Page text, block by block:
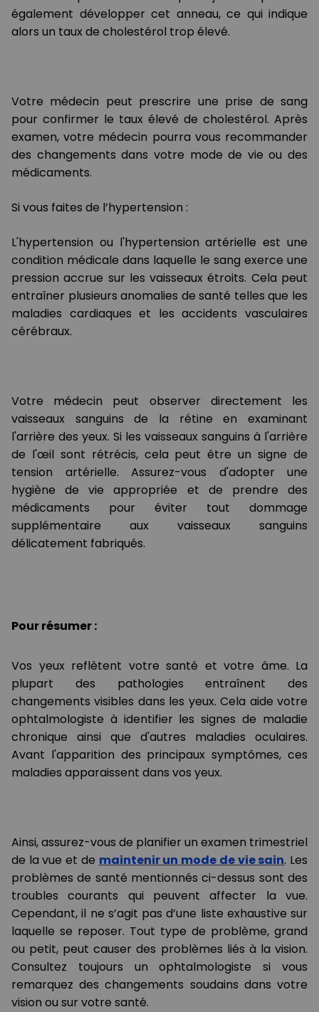
également développer cet anneau, ce qui indique
alors un taux de cholestérol trop élevé.
Votre médecin peut prescrire une prise de sang
pour confirmer le taux élevé de cholestérol. Après
examen, votre médecin pourra vous recommander
des changements dans votre mode de vie ou des
médicaments.
Si vous faites de l’hypertension :
L'hypertension ou l'hypertension artérielle est une
condition médicale dans laquelle le sang exerce une
pression accrue sur les vaisseaux étroits. Cela peut
entraîner plusieurs anomalies de santé telles que les
maladies cardiaques et les accidents vasculaires
cérébraux.
Votre médecin peut observer directement les
vaisseaux sanguins de la rétine en examinant
l'arrière des yeux. Si les vaisseaux sanguins à l'arrière
de l'œil sont rétrécis, cela peut être un signe de
tension artérielle. Assurez-vous d'adopter une
hygiène de vie appropriée et de prendre des
médicaments pour éviter tout dommage
supplémentaire aux vaisseaux sanguins
délicatement fabriqués.
Pour résumer :
Vos yeux reflètent votre santé et votre âme. La
plupart des pathologies entraînent des
changements visibles dans les yeux. Cela aide votre
ophtalmologiste à identifier les signes de maladie
chronique ainsi que d'autres maladies oculaires.
Avant l'apparition des principaux symptômes, ces
maladies apparaissent dans vos yeux.
Ainsi, assurez-vous de planifier un examen trimestriel
de la vue et de maintenir un mode de vie sain. Les
problèmes de santé mentionnés ci-dessus sont des
troubles courants qui peuvent affecter la vue.
Cependant, il ne s’agit pas d’une liste exhaustive sur
laquelle se reposer. Tout type de problème, grand
ou petit, peut causer des problèmes liés à la vision.
Consultez toujours un ophtalmologiste si vous
remarquez des changements soudains dans votre
vision ou sur votre santé.